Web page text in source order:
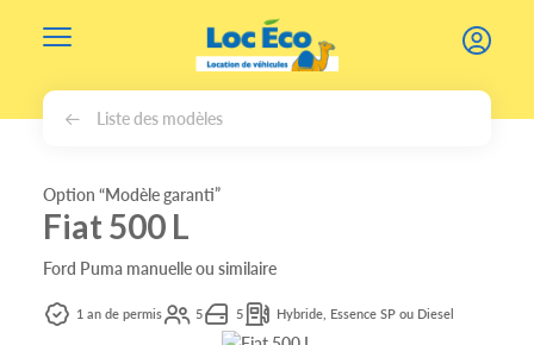
Liste des modèles
Option “Modèle garanti”
Fiat 500 L
Ford Puma manuelle ou similaire
1 an de permis 5 5 Hybride, Essence SP ou Diesel